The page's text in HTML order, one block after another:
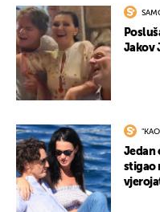
Jakov
Jedan
stigao